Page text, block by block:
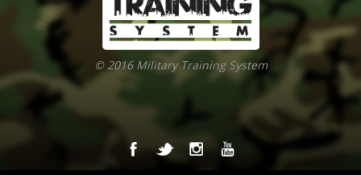
© 2016 Military Training System